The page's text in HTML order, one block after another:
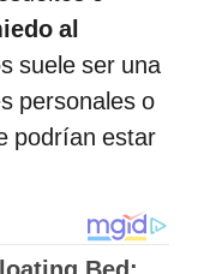
al
suele ser una
personales o
podrían estar